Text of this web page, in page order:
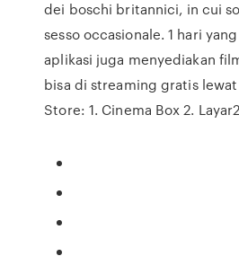
dei boschi britannici, in cui
sesso occasionale. 1 hari
aplikasi juga menyediakan
bisa di streaming gratis
Store: 1. Cinema Box 2.